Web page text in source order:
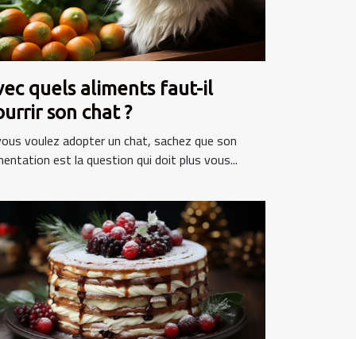
quels aliments faut-il
son chat ?
voulez adopter un chat, sachez que son
est la question qui doit plus vous...